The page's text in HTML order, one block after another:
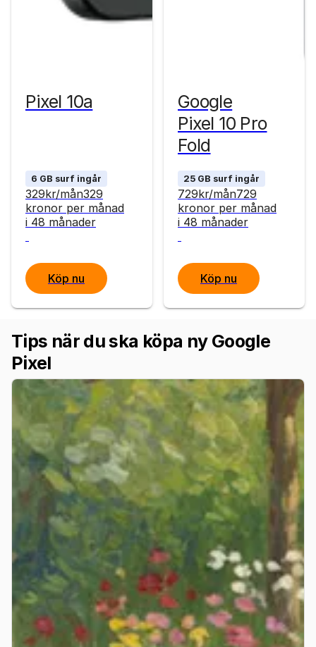
Pixel 10a
6 GB surf ingår
329kr/mån329
kronor per månad
i 48 månader
Köp nu
Google
Pixel 10 Pro
Fold
25 GB surf ingår
729kr/mån729
kronor per månad
i 48 månader
Köp nu
Tips när du ska köpa ny Google
Pixel